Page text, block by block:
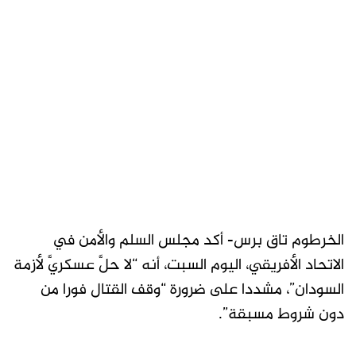
الخرطوم تاق برس- أكد مجلس السلم والأمن في
الاتحاد الأفريقي، اليوم السبت، أنه “لا حلَّ عسكريَّ لأزمة
السودان”، مشددا على ضرورة “وقف القتال فورا من
دون شروط مسبقة”.